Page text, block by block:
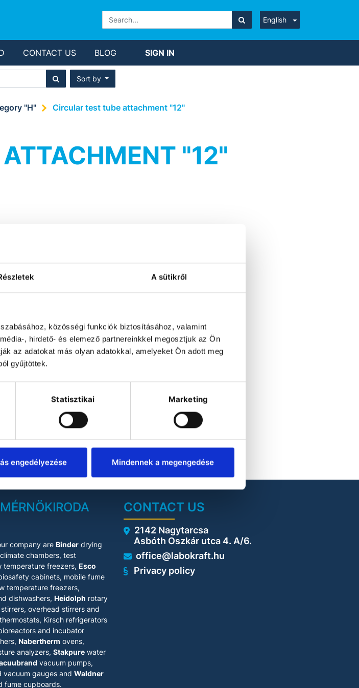
A sütikről
közösségi funkciók biztosításához, valamint
, hirdető- és elemező partnereinkkel megosztjuk az Ön
az adatokat más olyan adatokkal, amelyeket Ön adott meg
gyűjtöttek.
Statisztikai Marketing
engedélyezése Mindennek a megengedése
English
CONTACT US BLOG SIGN IN
Sort by
"H" Circular test tube attachment "12"
"12"
company areBinder drying
chambers, test
temperature freezers,Esco
cabinets, mobile fume
temperature freezers,
dishwashers,Heidolph rotary
overhead stirrers and
Kirsch refrigerators
and incubator
Nabertherm ovens,
analyzers,Stakpure water
vacuum pumps,
vacuum gauges andWaldner
fume cupboards.
CONTACT US
2142 Nagytarcsa
Asbóth Oszkár utca 4. A/6.
office@labokraft.hu
Privacy policy